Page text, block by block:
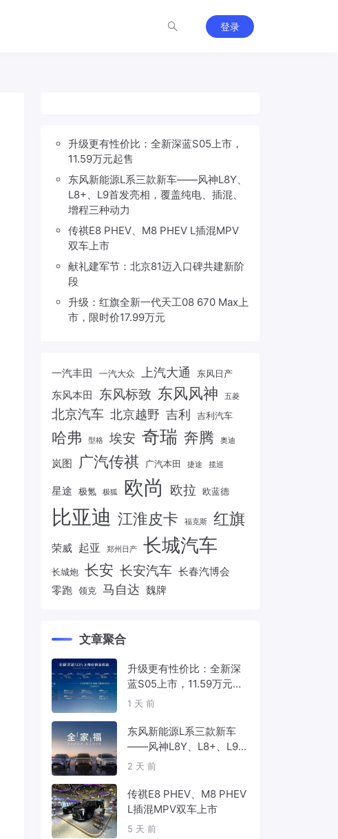
登录
升级更有性价比：全新深蓝S05上市，
11.59万元起售
东风新能源L系三款新车——风神L8Y、
L8+、L9首发亮相，覆盖纯电、插混、
增程三种动力
传祺E8 PHEV、M8 PHEV L插混MPV
双车上市
献礼建军节：北京81迈入口碑共建新阶
段
升级：红旗全新一代天工08 670 Max上
市，限时价17.99万元
一汽丰田 一汽大众 上汽大通 东风日产
东风本田 东风标致 东风风神 五菱
北京汽车 北京越野 吉利 吉利汽车
哈弗 型格 埃安 奇瑞 奔腾 奥迪
岚图 广汽传祺 广汽本田 捷途 揽巡
星途 极氪 极狐 欧尚 欧拉 欧蓝德
比亚迪 江淮皮卡 福克斯 红旗
荣威 起亚 郑州日产 长城汽车
长城炮 长安 长安汽车 长春汽博会
零跑 领克 马自达 魏牌
文章聚合
升级更有性价比：全新深
蓝S05上市，11.59万元起
售
1 天 前
东风新能源L系三款新车
——风神L8Y、L8+、L9
首发亮相，覆盖纯电、插
2 天 前
传祺E8 PHEV、M8 PHEV
L插混MPV双车上市
5 天 前